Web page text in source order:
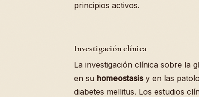
principios activos.
Investigación clínica
La investigación clínica sobre la
en su homeostasisy en las
diabetes mellitus. Los estudios